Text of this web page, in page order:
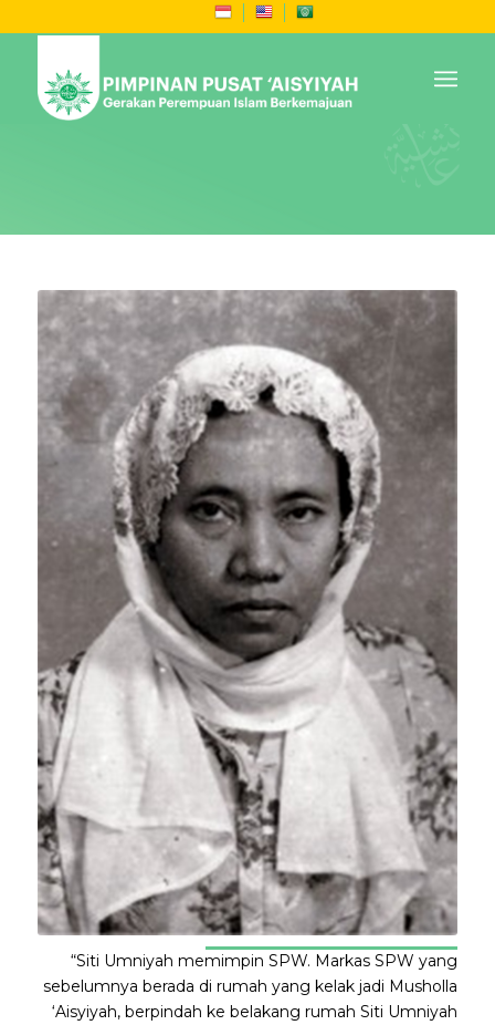
“Siti Umniyah memimpin SPW. Markas SPW yang
sebelumnya berada di rumah yang kelak jadi Musholla
‘Aisyiyah, berpindah ke belakang rumah Siti Umniyah